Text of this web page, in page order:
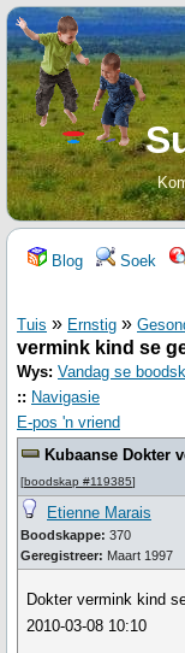
Blog Soek
Tuis » Ernstig »
vermink kind se
Wys: Vandag se
:: Navigasie
E-pos 'n vriend
Kubaanse Dokter
[boodskap #119385]
Etienne Marais
Boodskappe: 370
Geregistreer: Maart 1997
Dokter vermink kind
2010-03-08 10:10